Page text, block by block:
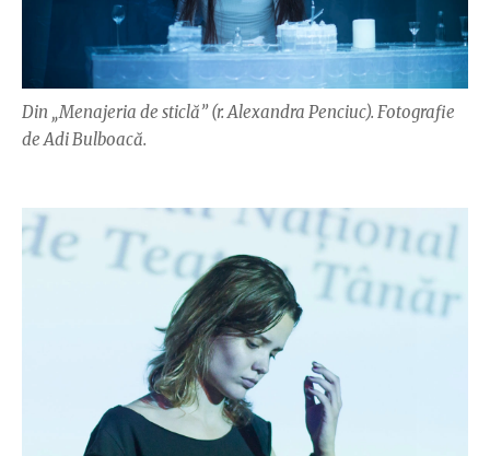
Din „Menajeria de sticlă” (r. Alexandra Penciuc). Fotografie
de Adi Bulboacă.